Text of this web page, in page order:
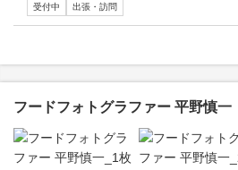
受付中
出張・訪問
フードフォトグラファー 平野慎一